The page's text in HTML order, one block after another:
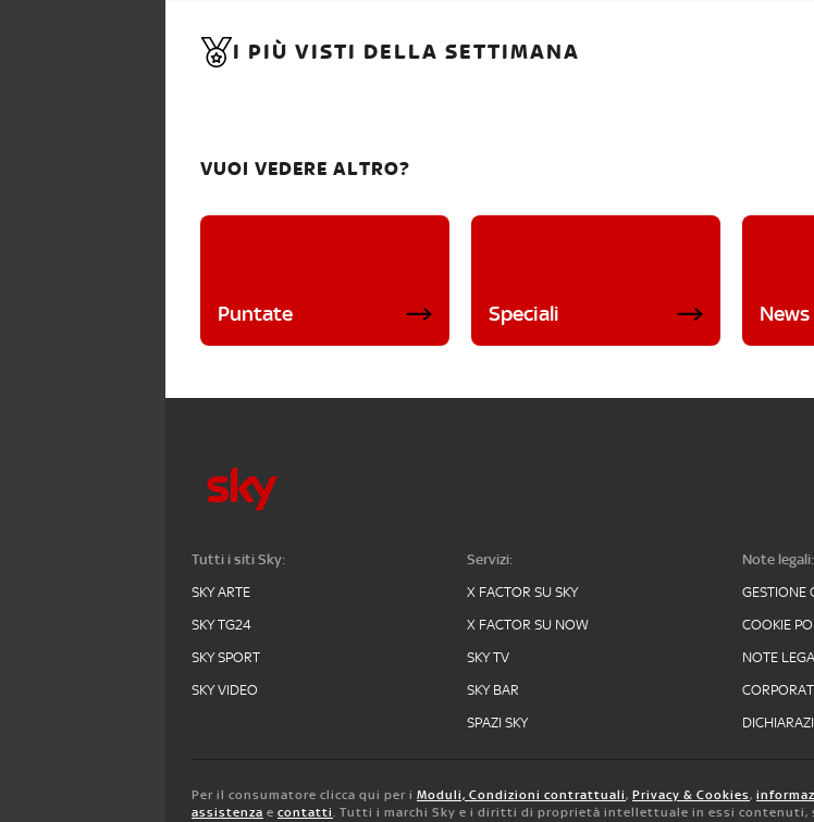
I PIÙ VISTI DELLA SETTIMANA
VUOI VEDERE ALTRO?
Puntate Speciali News
Tutti i siti Sky:
SKY ARTE
SKY TG24
SKY SPORT
SKY VIDEO
Servizi:
X FACTOR SU SKY
X FACTOR SU NOW
SKY TV
SKY BAR
SPAZI SKY
Note legali:
GESTIONE
COOKIE
NOTE
Per il consumatore clicca qui per i Moduli, Condizioni contrattuali, Privacy & Cookies,
assistenza e contatti. Tutti i marchi Sky e i diritti di proprietà intellettuale in essi